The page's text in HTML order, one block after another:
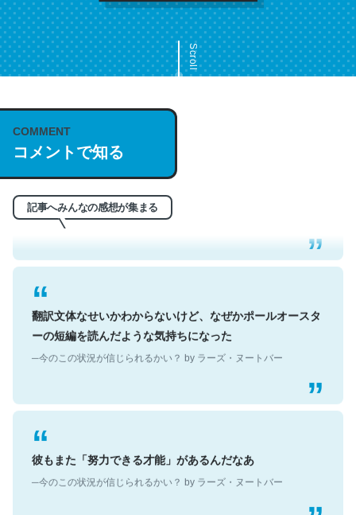
Scroll
COMMENT
コメントで知る
記事へみんなの感想が集まる
これは名文。彼はとてもクレバーなんだろうなと凄く思
─今のこの状況が信じられるかい？ by ラーズ・ヌートバー
翻訳文体なせいかわからないけど、なぜかポールオースタ
ーの短編を読んだような気持ちになった
─今のこの状況が信じられるかい？ by ラーズ・ヌートバー
彼もまた「努力できる才能」があるんだなあ
─今のこの状況が信じられるかい？ by ラーズ・ヌートバー